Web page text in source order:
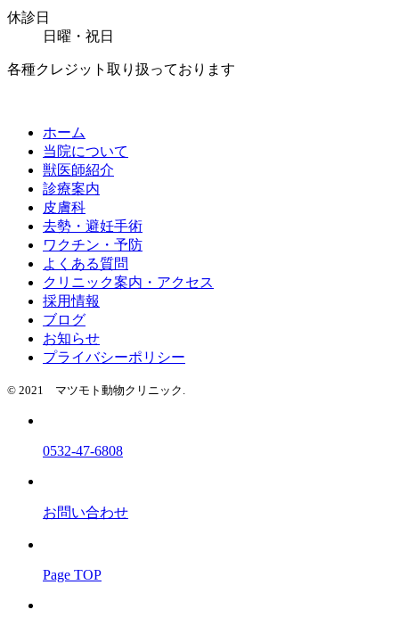
休診日
日曜・祝日
各種クレジット取り扱っております
ホーム
当院について
獣医師紹介
診療案内
皮膚科
去勢・避妊手術
ワクチン・予防
よくある質問
クリニック案内・アクセス
採用情報
ブログ
お知らせ
プライバシーポリシー
© 2021 マツモト動物クリニック.
0532-47-6808
お問い合わせ
Page TOP